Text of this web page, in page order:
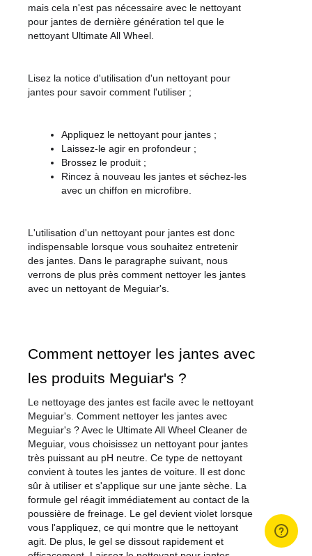
mais cela n'est pas nécessaire avec le nettoyant
pour jantes de dernière génération tel que le
nettoyant Ultimate All Wheel.
Lisez la notice d'utilisation d'un nettoyant pour
jantes pour savoir comment l'utiliser ;
Appliquez le nettoyant pour jantes ;
Laissez-le agir en profondeur ;
Brossez le produit ;
Rincez à nouveau les jantes et séchez-les
avec un chiffon en microfibre.
L'utilisation d'un nettoyant pour jantes est donc
indispensable lorsque vous souhaitez entretenir
des jantes. Dans le paragraphe suivant, nous
verrons de plus près comment nettoyer les jantes
avec un nettoyant de Meguiar's.
Comment nettoyer les jantes avec
les produits Meguiar's ?
Le nettoyage des jantes est facile avec le nettoyant
Meguiar's. Comment nettoyer les jantes avec
Meguiar's ? Avec le Ultimate All Wheel Cleaner de
Meguiar, vous choisissez un nettoyant pour jantes
très puissant au pH neutre. Ce type de nettoyant
convient à toutes les jantes de voiture. Il est donc
sûr à utiliser et s'applique sur une jante sèche. La
formule gel réagit immédiatement au contact de la
poussière de freinage. Le gel devient violet lorsque
vous l'appliquez, ce qui montre que le nettoyant
agit. De plus, le gel se dissout rapidement et